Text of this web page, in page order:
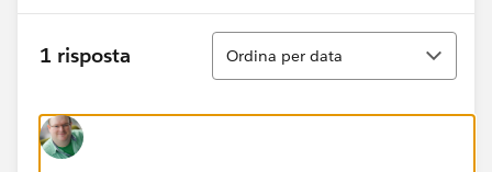
1 risposta
Ordina
Ordina per data